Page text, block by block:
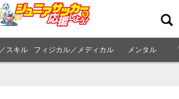
スキル フィジカル／メディカル メンタル